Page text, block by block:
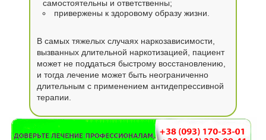
самостоятельны и ответственны;
привержены к здоровому образу жизни.
В самых тяжелых случаях наркозависимости,
вызванных длительной наркотизацией, пациент
может не поддаться быстрому восстановлению,
и тогда лечение может быть неограниченно
длительным с применением антидепрессивной
терапии.